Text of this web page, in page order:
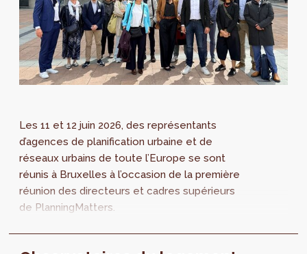
Les 11 et 12 juin 2026, des représentants
d’agences de planification urbaine et de
réseaux urbains de toute l’Europe se sont
réunis à Bruxelles à l’occasion de la première
réunion des directeurs et cadres supérieurs
de PlanningMatters.